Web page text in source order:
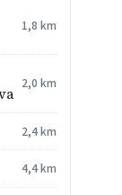
1,8 km
2,0 km
2,4 km
4,4 km